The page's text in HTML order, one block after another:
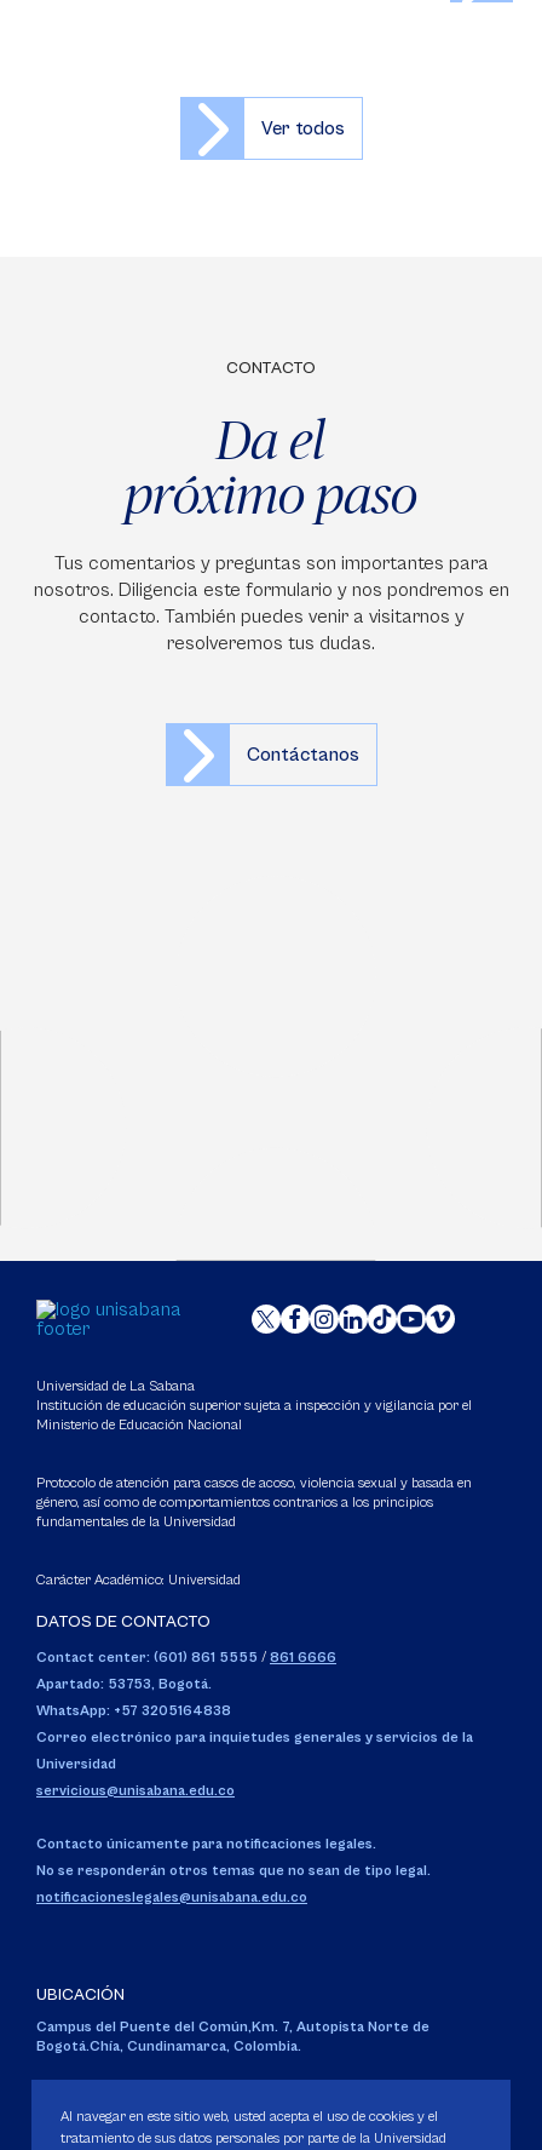
Ver todos
CONTACTO
Da el
próximo paso
Tus comentarios y preguntas son importantes para
nosotros. Diligencia este formulario y nos pondremos en
contacto. También puedes venir a visitarnos y
resolveremos tus dudas.
Contáctanos
Universidad de La Sabana
Institución de educación superior sujeta a inspección y vigilancia por el
Ministerio de Educación Nacional
Protocolo de atención para casos de acoso, violencia sexual y basada en
género, así como de comportamientos contrarios a los principios
fundamentales de la Universidad
Carácter Académico: Universidad
DATOS DE CONTACTO
Contact center: (601) 861 5555 / 861 6666
Apartado: 53753, Bogotá.
WhatsApp: +57 3205164838
Correo electrónico para inquietudes generales y servicios de la
Universidad
servicious@unisabana.edu.co
Contacto únicamente para notificaciones legales.
No se responderán otros temas que no sean de tipo legal.
notificacioneslegales@unisabana.edu.co
UBICACIÓN
Campus del Puente del Común,Km. 7, Autopista Norte de
Bogotá.Chía, Cundinamarca, Colombia.
Personería Jurídica:Resolución 130 del 14 de enero de 1980.
Ministerio de Educación Nacional.
Al navegar en este sitio web, usted acepta el uso de cookies y el
tratamiento de sus datos personales por parte de la Universidad